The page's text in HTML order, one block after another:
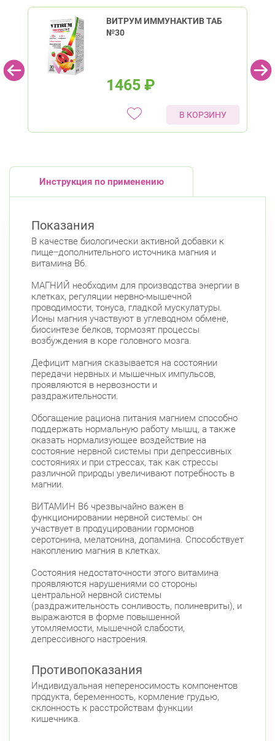
ВИТРУМ ИММУНАКТИВ ТАБ
№30
1465 ₽
В КОРЗИНУ
Инструкция по применению
Показания
В качестве биологически активной добавки к
пище ̶ дополнительного источника магния и
витамина В6.
МАГНИЙ необходим для производства энергии в
клетках, регуляции нервно-мышечной
проводимости, тонуса, гладкой мускулатуры.
Ионы магния участвуют в углеводном обмене,
биосинтезе белков, тормозят процессы
возбуждения в коре головного мозга.
Дефицит магния сказывается на состоянии
передачи нервных и мышечных импульсов,
проявляются в нервозности и
раздражительности.
Обогащение рациона питания магнием способно
поддержать нормальную работу мышц, а также
оказать нормализующее воздействие на
состояние нервной системы при депрессивных
состояниях и при стрессах, так как стрессы
различной природы увеличивают потребность в
магнии.
ВИТАМИН В6 чрезвычайно важен в
функционировании нервной системы: он
участвует в продуцировании гормонов
серотонина, мелатонина, допамина. Способствует
накоплению магния в клетках.
Состояния недостаточности этого витамина
проявляются нарушениями со стороны
центральной нервной системы
(раздражительность сонливость, полиневриты), и
выражаются в форме повышенной
утомляемости, мышечной слабости,
депрессивного настроения.
Противопоказания
Индивидуальная непереносимость компонентов
продукта, беременность, кормление грудью,
склонность к расстройствам функции
кишечника.